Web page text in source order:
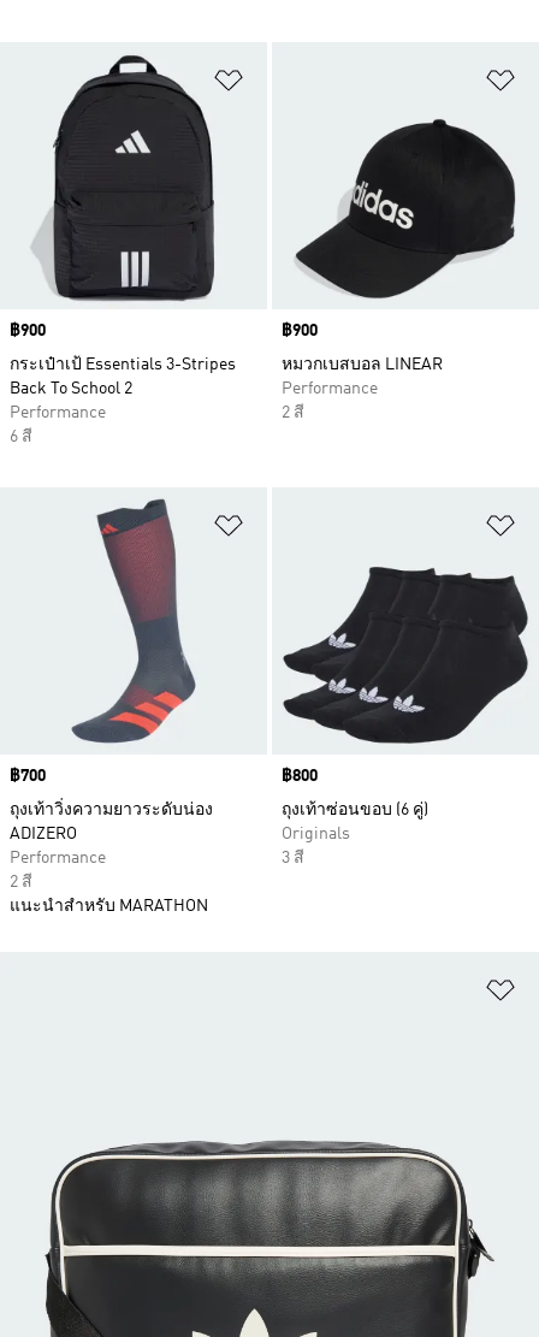
Price
฿900
กระเป๋าเป้ Essentials 3-Stripes
Back To School 2
Performance
6 สี
Price
฿900
หมวกเบสบอล LINEAR
Performance
2 สี
Price
฿700
ถุงเท้าวิ่งความยาวระดับน่อง
ADIZERO
Performance
2 สี
แนะนำสำหรับ MARATHON
Price
฿800
ถุงเท้าซ่อนขอบ (6 คู่)
Originals
3 สี